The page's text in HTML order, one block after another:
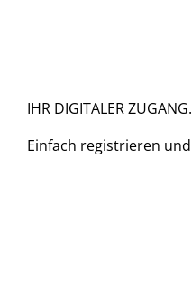
IHR DIGITALER ZUGANG.
Einfach registrieren und